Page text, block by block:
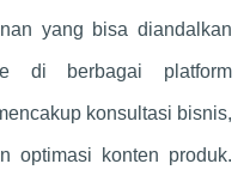
yang bisa diandalkan
di berbagai platform
konsultasi bisnis,
optimasi konten produk.